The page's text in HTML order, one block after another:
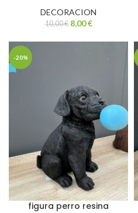
DECORACION
10,00€ 8,00€
-20%
figura perro resina